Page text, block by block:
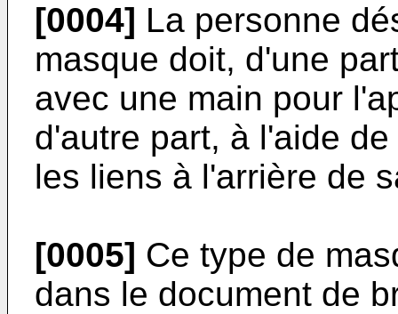
[0004] La personne
masque doit, d'une
avec une main pour
d'autre part, à l'aide
les liens à l'arrière de
[0005] Ce type de
dans le document de